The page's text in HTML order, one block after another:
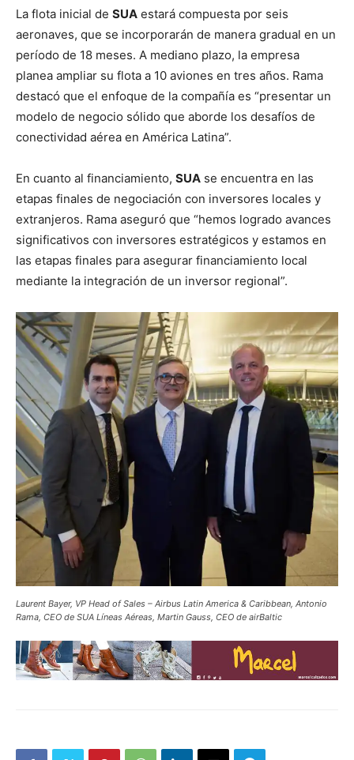
La flota inicial de SUA estará compuesta por seis
aeronaves, que se incorporarán de manera gradual en un
período de 18 meses. A mediano plazo, la empresa
planea ampliar su flota a 10 aviones en tres años. Rama
destacó que el enfoque de la compañía es “presentar un
modelo de negocio sólido que aborde los desafíos de
conectividad aérea en América Latina”.
En cuanto al financiamiento, SUA se encuentra en las
etapas finales de negociación con inversores locales y
extranjeros. Rama aseguró que “hemos logrado avances
significativos con inversores estratégicos y estamos en
las etapas finales para asegurar financiamiento local
mediante la integración de un inversor regional”.
Laurent Bayer, VP Head of Sales – Airbus Latin America & Caribbean, Antonio
Rama, CEO de SUA Líneas Aéreas, Martin Gauss, CEO de airBaltic